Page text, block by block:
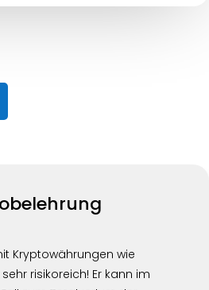
Kryptowährungen wie
risikoreich! Er kann im